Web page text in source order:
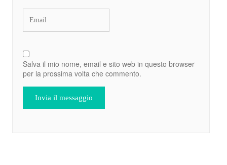
Salva il mio nome, email e sito web in questo browser
per la prossima volta che commento.